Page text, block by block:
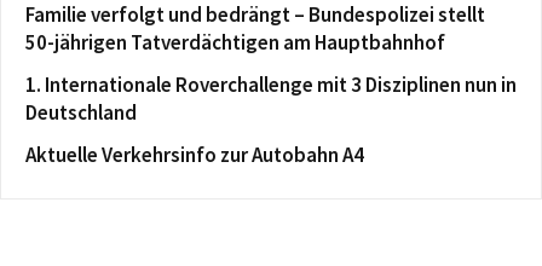
Familie verfolgt und bedrängt – Bundespolizei stellt
50-jährigen Tatverdächtigen am Hauptbahnhof
1. Internationale Roverchallenge mit 3 Disziplinen nun in
Deutschland
Aktuelle Verkehrsinfo zur Autobahn A4